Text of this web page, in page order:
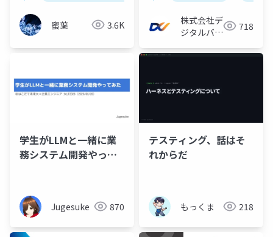
蜜葉 3.6K
株式会社デ
ジタルバリ
718
学生がLLMと一緒に業
務システム開発やって
Jugesuke 870
テスティング、話はそ
れからだ
もっくま 218